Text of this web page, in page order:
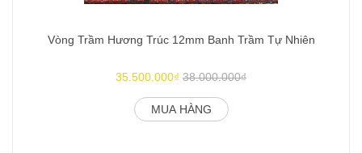
Vòng Trầm Hương Trúc 12mm Banh Trầm Tự Nhiên
35.500.000₫ 38.000.000₫
MUA HÀNG